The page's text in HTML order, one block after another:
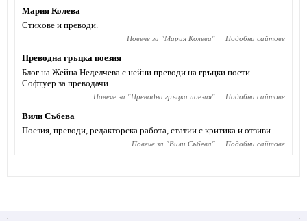
Мария Колева
Стихове и преводи.
Повече за "Мария Колева" Подобни сайтове
Преводна гръцка поезия
Блог на Жейна Неделчева с нейни преводи на гръцки поети.
Софтуер за преводачи.
Повече за "Преводна гръцка поезия" Подобни сайтове
Вили Събева
Поезия, преводи, редакторска работа, статии с критика и отзиви.
Повече за "Вили Събева" Подобни сайтове